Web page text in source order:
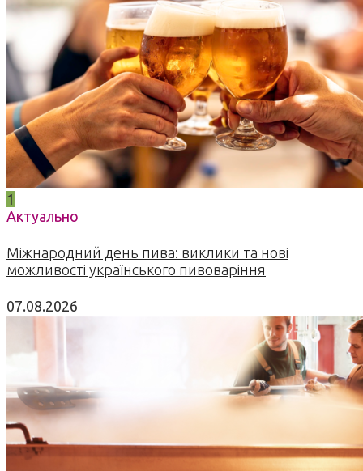
1
Актуально
Міжнародний день пива: виклики та нові
можливості українського пивоваріння
07.08.2026